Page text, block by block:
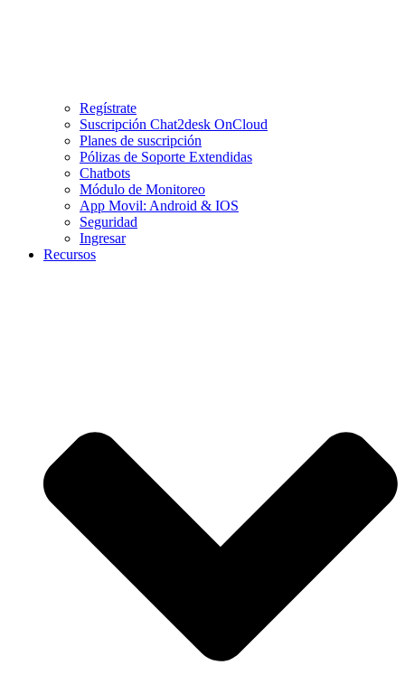
Regístrate
Suscripción Chat2desk OnCloud
Planes de suscripción
Pólizas de Soporte Extendidas
Chatbots
Módulo de Monitoreo
App Movil: Android & IOS
Seguridad
Ingresar
Recursos